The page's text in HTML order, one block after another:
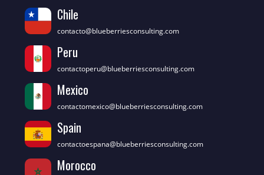
Chile
contacto@blueberriesconsulting.com
Peru
contactoperu@blueberriesconsulting.com
Mexico
contactomexico@blueberriesconsulting.com
Spain
contactoespana@blueberriesconsulting.com
Morocco